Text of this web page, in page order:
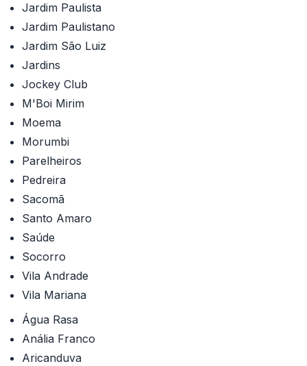
Jardim Paulista
Jardim Paulistano
Jardim São Luiz
Jardins
Jockey Club
M'Boi Mirim
Moema
Morumbi
Parelheiros
Pedreira
Sacomã
Santo Amaro
Saúde
Socorro
Vila Andrade
Vila Mariana
Água Rasa
Anália Franco
Aricanduva